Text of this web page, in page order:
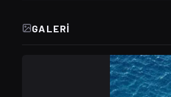
GALERI